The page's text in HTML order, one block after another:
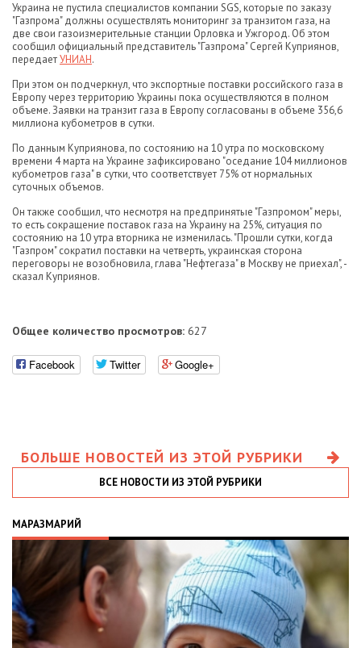
Украина не пустила специалистов компании SGS, которые по заказу
"Газпрома" должны осуществлять мониторинг за транзитом газа, на
две свои газоизмерительные станции Орловка и Ужгород. Об этом
сообщил официальный представитель "Газпрома" Сергей Куприянов,
передаетУНИАН.
При этом он подчеркнул, что экспортные поставки российского газа в
Европу через территорию Украины пока осуществляются в полном
объеме. Заявки на транзит газа в Европу согласованы в объеме 356,6
миллиона кубометров в сутки.
По данным Куприянова, по состоянию на 10 утра по московскому
времени 4 марта на Украине зафиксировано "оседание 104 миллионов
кубометров газа" в сутки, что соответствует 75% от нормальных
суточных объемов.
Он также сообщил, что несмотря на предпринятые "Газпромом" меры,
то есть сокращение поставок газа на Украину на 25%, ситуация по
состоянию на 10 утра вторника не изменилась. "Прошли сутки, когда
"Газпром" сократил поставки на четверть, украинская сторона
переговоры не возобновила, глава "Нефтегаза" в Москву не приехал", -
сказал Куприянов.
Общее количество просмотров: 627
Facebook Twitter Google+
БОЛЬШЕ НОВОСТЕЙ ИЗ ЭТОЙ РУБРИКИ
ВСЕ НОВОСТИ ИЗ ЭТОЙ РУБРИКИ
МАРАЗМАРИЙ